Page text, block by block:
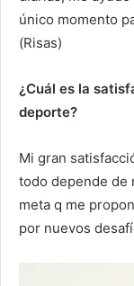
único momento
(Risas)
¿Cuál es la
deporte?
Mi gran
todo depende de
meta q me
por nuevos